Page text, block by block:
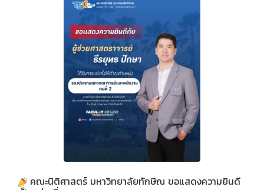
คณะนิติศาสตร์ มหาวิทยาลัยทักษิณ ขอแสดงความยินดี